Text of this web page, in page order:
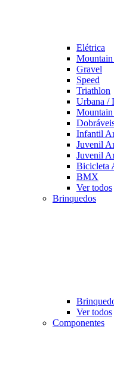
Elétrica
Gravel
Speed
Triathlon
Urbana /
Infantil
Juvenil
Juvenil
Bicicleta
BMX
Ver todos
Brinquedos
Ver todos
Componentes